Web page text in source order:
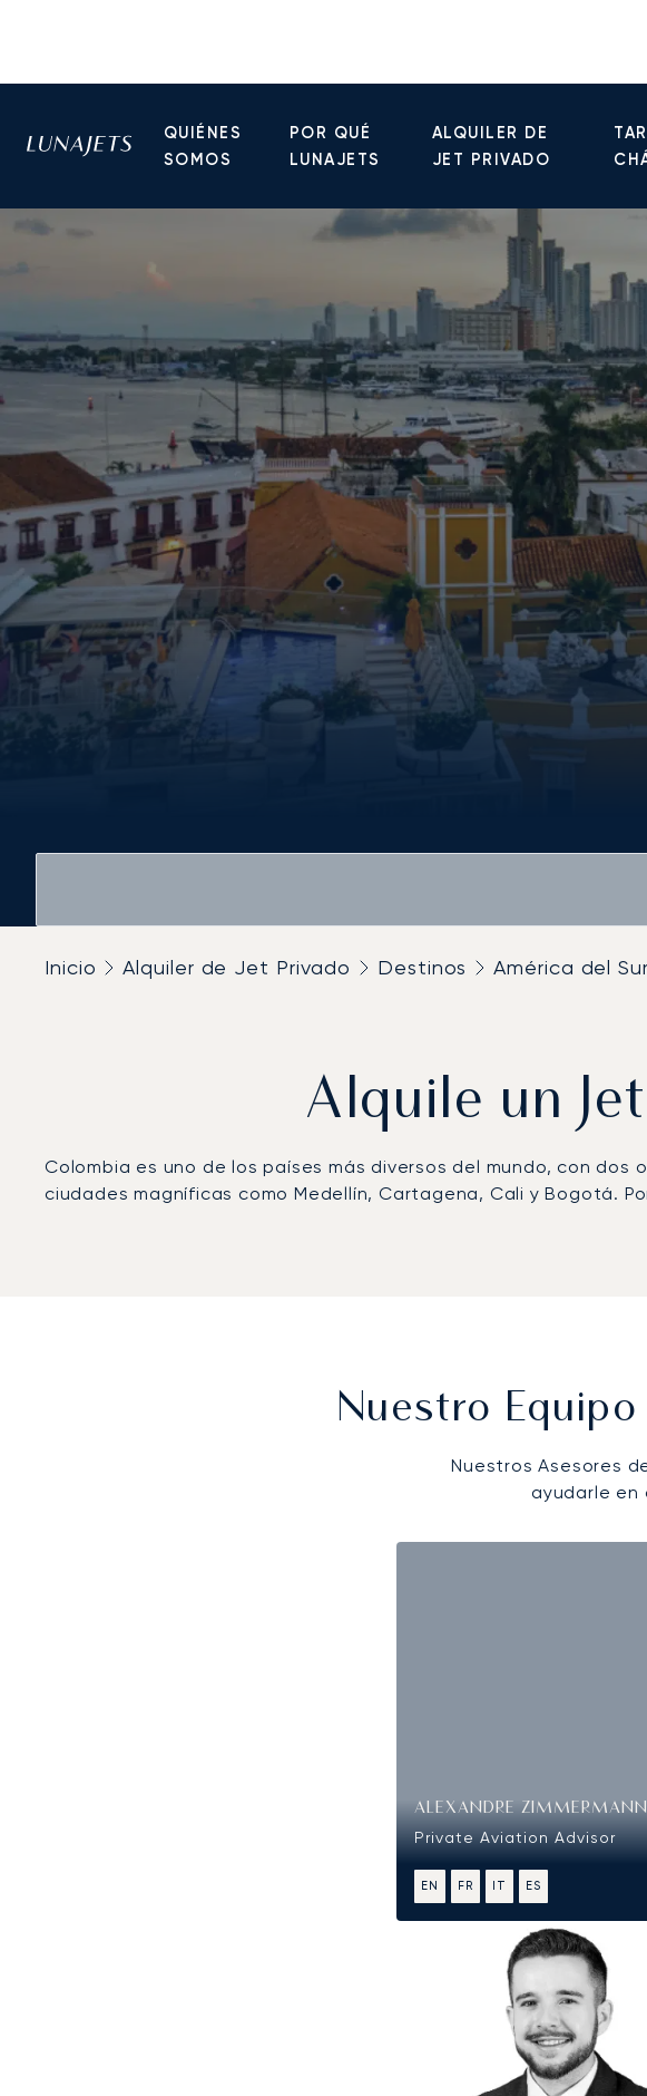
QUIÉNES
SOMOS
POR QUÉ
LUNAJETS
ALQUILER DE
JET PRIVADO
Inicio Alquiler de Jet Privado Destinos América del Sur
Alquile un
Colombia es uno de los países más diversos del mundo, con
ciudades magníficas como Medellín, Cartagena, Cali y Bogotá.
Nuestro
Nuestros Asesores
ayudarle en
ALEXANDRE ZIMMERMANN
Private Aviation Advisor
EN FR IT ES